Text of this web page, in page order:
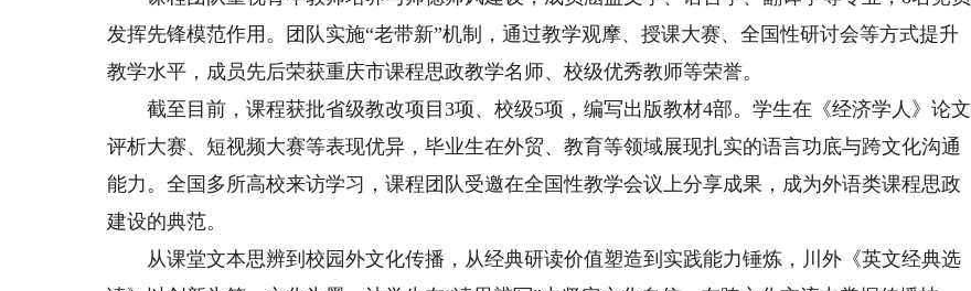
发挥先锋模范作用。团队实施“老带新”机制，通过教学观摩、授课大赛、全国性研讨会等方式提升
教学水平，成员先后荣获重庆市课程思政教学名师、校级优秀教师等荣誉。
截至目前，课程获批省级教改项目3项、校级5项，编写出版教材4部。学生在《经济学人》论文
评析大赛、短视频大赛等表现优异，毕业生在外贸、教育等领域展现扎实的语言功底与跨文化沟通
能力。全国多所高校来访学习，课程团队受邀在全国性教学会议上分享成果，成为外语类课程思政
建设的典范。
从课堂文本思辨到校园外文化传播，从经典研读价值塑造到实践能力锤炼，川外《英文经典选